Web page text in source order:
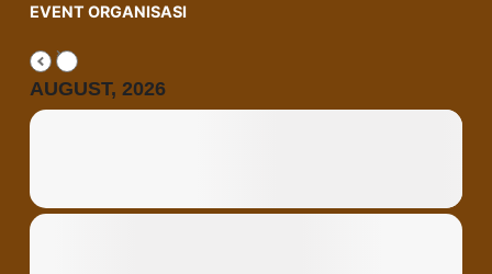
EVENT ORGANISASI
AUGUST, 2026